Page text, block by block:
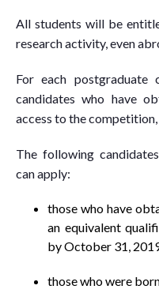
All students will be
research activity, even
For each postgraduate
candidates who have
access to the
The following
can apply:
those who have
an equivalent
by October 31,
those who were